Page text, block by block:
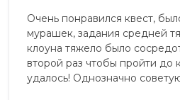
Очень понравился квест,
мурашек, задания средней
клоуна тяжело было
второй раз чтобы пройти до
удалось! Однозначно